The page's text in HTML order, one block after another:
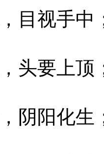
视手中
要上顶
阳化生